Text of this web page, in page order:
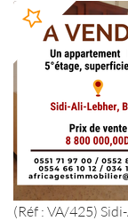
(Réf : VA/425)